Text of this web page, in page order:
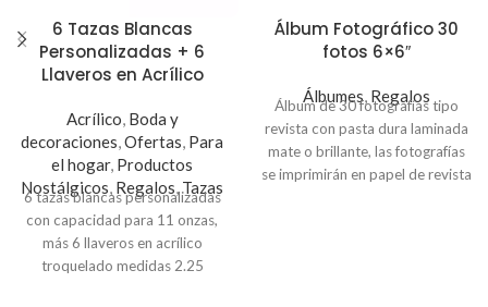
6 Tazas Blancas
Personalizadas + 6
Llaveros en Acrílico
Acrílico, Boda y
decoraciones,Ofertas, Para
el hogar, Productos
Nostálgicos, Regalos,Tazas
6 tazas blancas personalizadas
con capacidad para 11 onzas,
más 6 llaveros en acrílico
troquelado medidas 2.25
Álbum Fotográfico 30
fotos 6×6″
Álbumes, Regalos
Álbum de 30 fotografías tipo
revista con pasta dura laminada
mate o brillante, las fotografías
se imprimirán en papel de revista